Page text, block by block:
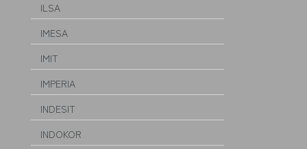
ILSA
IMESA
IMIT
IMPERIA
INDESIT
INDOKOR